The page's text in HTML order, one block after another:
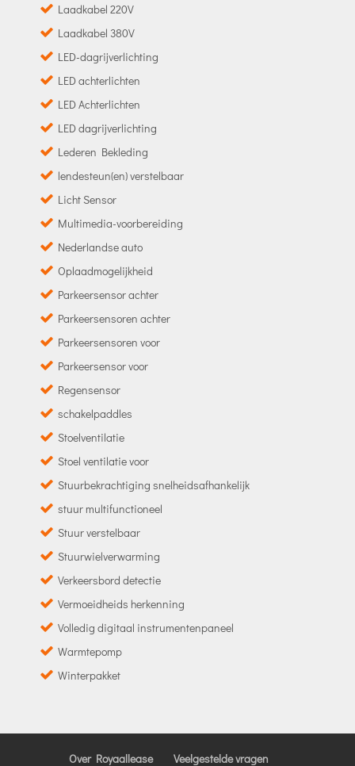
Laadkabel 220V
Laadkabel 380V
LED-dagrijverlichting
LED achterlichten
LED Achterlichten
LED dagrijverlichting
Lederen Bekleding
lendesteun(en) verstelbaar
Licht Sensor
Multimedia-voorbereiding
Nederlandse auto
Oplaadmogelijkheid
Parkeersensor achter
Parkeersensoren achter
Parkeersensoren voor
Parkeersensor voor
Regensensor
schakelpaddles
Stoelventilatie
Stoel ventilatie voor
Stuurbekrachtiging snelheidsafhankelijk
stuur multifunctioneel
Stuur verstelbaar
Stuurwielverwarming
Verkeersbord detectie
Vermoeidheids herkenning
Volledig digitaal instrumentenpaneel
Warmtepomp
Winterpakket
Over Royaallease Veelgestelde vragen